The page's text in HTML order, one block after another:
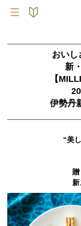
おいし
新
【
伊勢丹
“美
新